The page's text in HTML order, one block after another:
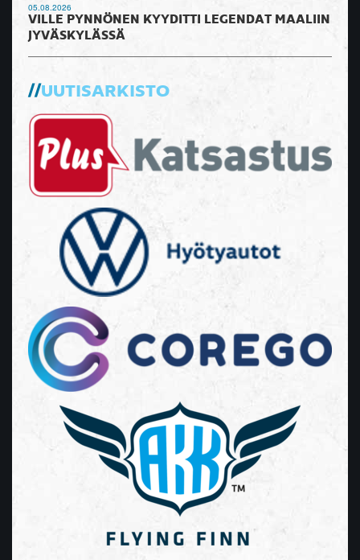
05.08.2026
VILLE PYNNÖNEN KYYDITTI LEGENDAT MAALIIN
JYVÄSKYLÄSSÄ
UUTISARKISTO